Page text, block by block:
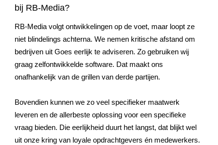
bij RB-Media?
RB-Media volgt ontwikkelingen op de voet, maar loopt ze
niet blindelings achterna. We nemen kritische afstand om
bedrijven uit Goes eerlijk te adviseren. Zo gebruiken wij
graag zelfontwikkelde software. Dat maakt ons
onafhankelijk van de grillen van derde partijen.
Bovendien kunnen we zo veel specifieker maatwerk
leveren en de allerbeste oplossing voor een specifieke
vraag bieden. Die eerlijkheid duurt het langst, dat blijkt wel
uit onze kring van loyale opdrachtgevers én medewerkers.